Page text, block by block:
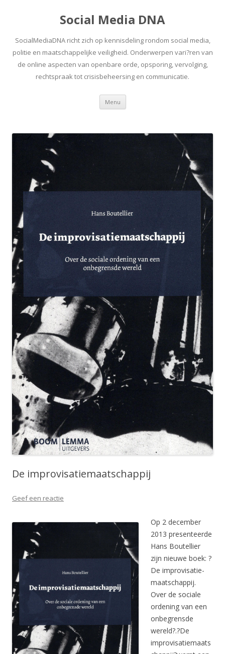
Social Media DNA
SocialMediaDNA richt zich op kennisdeling rondom social media,
politie en maatschappelijke veiligheid. Onderwerpen vari?ren van
de online aspecten van openbare orde, opsporing, vervolging,
rechtspraak tot crisisbeheersing en communicatie.
Menu Spring
inhoud
De improvisatiemaatschappij
Geef een reactie
Op 2 december
2013 presenteerde
Hans Boutellier
zijn nieuwe boek: ?
De improvisatie-
maatschappij.
Over de sociale
ordening van een
onbegrensde
wereld?.?De
improvisatiemaats